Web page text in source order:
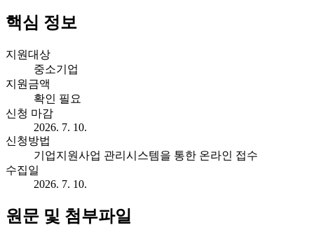
핵심 정보
지원대상
중소기업
지원금액
확인 필요
신청 마감
2026. 7. 10.
신청방법
기업지원사업 관리시스템을 통한 온라인 접수
수집일
2026. 7. 10.
원문 및 첨부파일